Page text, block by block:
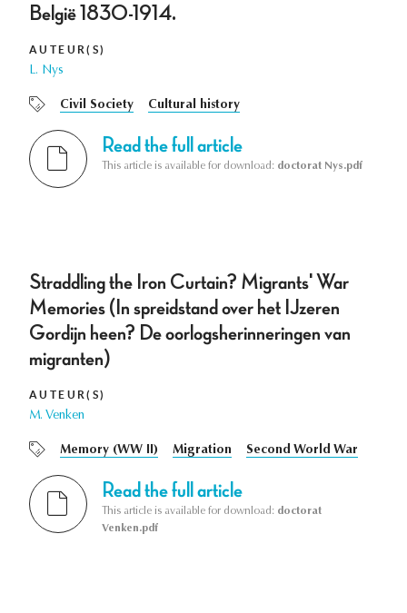
België 1830-1914.
AUTEUR(S)
L. Nys
Civil Society Cultural history
Read the full article
This article is available for download: doctorat Nys.pdf
Straddling the Iron Curtain? Migrants' War
Memories (In spreidstand over het IJzeren
Gordijn heen? De oorlogsherinneringen van
migranten)
AUTEUR(S)
M. Venken
Memory (WW II) Migration Second World War
Read the full article
This article is available for download: doctorat
Venken.pdf